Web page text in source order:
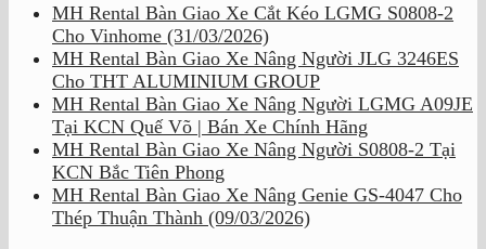
MH Rental Bàn Giao Xe Cắt Kéo LGMG S0808-2
Cho Vinhome (31/03/2026)
MH Rental Bàn Giao Xe Nâng Người JLG 3246ES
Cho THT ALUMINIUM GROUP
MH Rental Bàn Giao Xe Nâng Người LGMG A09JE
Tại KCN Quế Võ | Bán Xe Chính Hãng
MH Rental Bàn Giao Xe Nâng Người S0808-2 Tại
KCN Bắc Tiên Phong
MH Rental Bàn Giao Xe Nâng Genie GS-4047 Cho
Thép Thuận Thành (09/03/2026)